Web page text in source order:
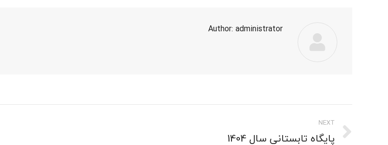
Author: administrator
Post
navigation
NEXT
Next
پایگاه تابستانی سال 1404